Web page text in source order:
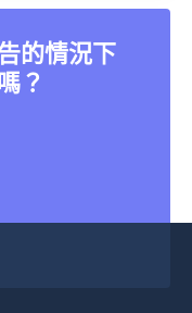
的情況下
？